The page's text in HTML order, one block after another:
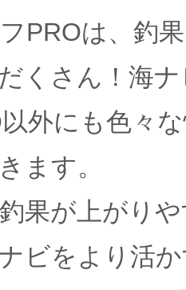
PROは、釣
くさん！海
外にも色々
ます。
果が上がり
ビをより活